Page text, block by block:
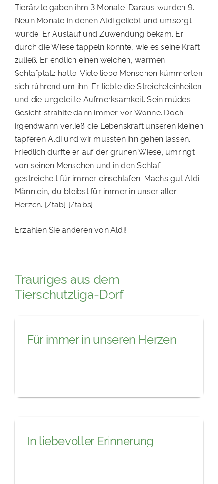
Tierärzte gaben ihm 3 Monate. Daraus wurden 9.
Neun Monate in denen Aldi geliebt und umsorgt
wurde. Er Auslauf und Zuwendung bekam. Er
durch die Wiese tappeln konnte, wie es seine Kraft
zuließ. Er endlich einen weichen, warmen
Schlafplatz hatte. Viele liebe Menschen kümmerten
sich rührend um ihn. Er liebte die Streicheleinheiten
und die ungeteilte Aufmerksamkeit. Sein müdes
Gesicht strahlte dann immer vor Wonne. Doch
irgendwann verließ die Lebenskraft unseren kleinen
tapferen Aldi und wir mussten ihn gehen lassen.
Friedlich durfte er auf der grünen Wiese, umringt
von seinen Menschen und in den Schlaf
gestreichelt für immer einschlafen. Machs gut Aldi-
Männlein, du bleibst für immer in unser aller
Herzen. [/tab] [/tabs]
Erzählen Sie anderen von Aldi!
Trauriges aus dem
Tierschutzliga-Dorf
Für immer in unseren Herzen
In liebevoller Erinnerung